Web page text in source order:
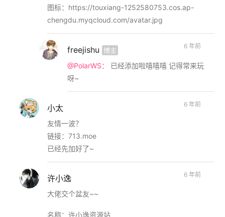
图标：https://touxiang-1252580753.cos.ap-
chengdu.myqcloud.com/avatar.jpg
freejishu 博主
@PolarWS：
已经添加啦嘻嘻嘻 记得常来玩
呀~
6 年前
小太
友情一波？
链接：713.moe
已经先加好了~
6 年前
许小逸
大佬交个盆友~~
名称：许小逸资源站
6 年前